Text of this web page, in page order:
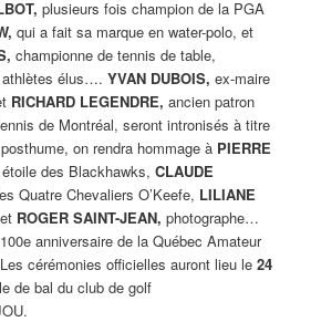
plusieurs fois champion de la PGA
qui a fait sa marque en water-polo, et
championne de tennis de table,
athlètes élus….YVAN DUBOIS, ex-maire
RICHARD LEGENDRE, ancien patron
de Montréal, seront intronisés à titre
on rendra hommage à PIERRE
des Blackhawks,CLAUDE
Quatre Chevaliers O’Keefe, LILIANE
ROGER SAINT-JEAN, photographe…
anniversaire de la Québec Amateur
cérémonies officielles auront lieu le24
de bal du club de golf